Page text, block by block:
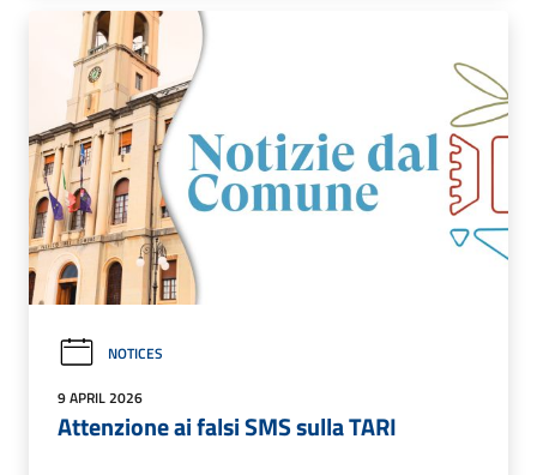
NOTICES
9 APRIL 2026
Attenzione ai falsi SMS sulla TARI